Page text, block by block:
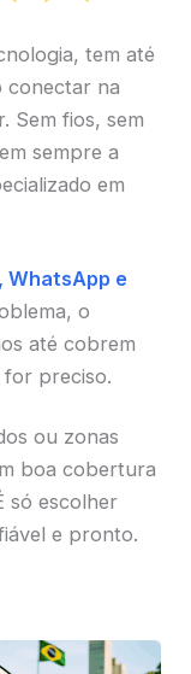
tem até
conectar na
Sem fios, sem
sempre a
em
e
o
até cobrem
preciso.
ou zonas
boa cobertura
só escolher
e pronto.